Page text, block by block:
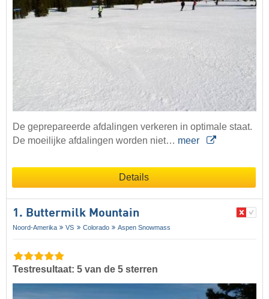
De geprepareerde afdalingen verkeren in optimale staat.
De moeilijke afdalingen worden niet… meer
Details
1. Buttermilk Mountain
Noord-Amerika VS Colorado Aspen Snowmass
Testresultaat: 5 van de 5 sterren